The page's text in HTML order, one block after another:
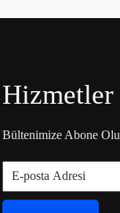
Hizmetler
Bültenimize Abone